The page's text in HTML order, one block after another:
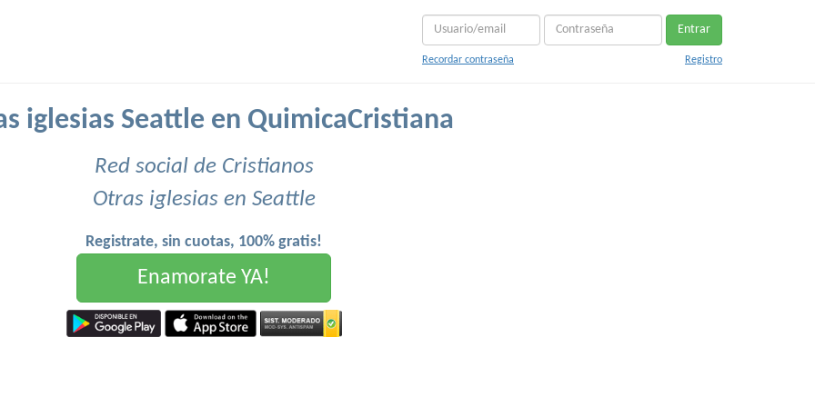
Entrar
Recordar contraseña Registro
iglesias Seattle en QuimicaCristiana
Red social de Cristianos
Otras iglesias en Seattle
Registrate, sin cuotas, 100% gratis!
Enamorate YA!